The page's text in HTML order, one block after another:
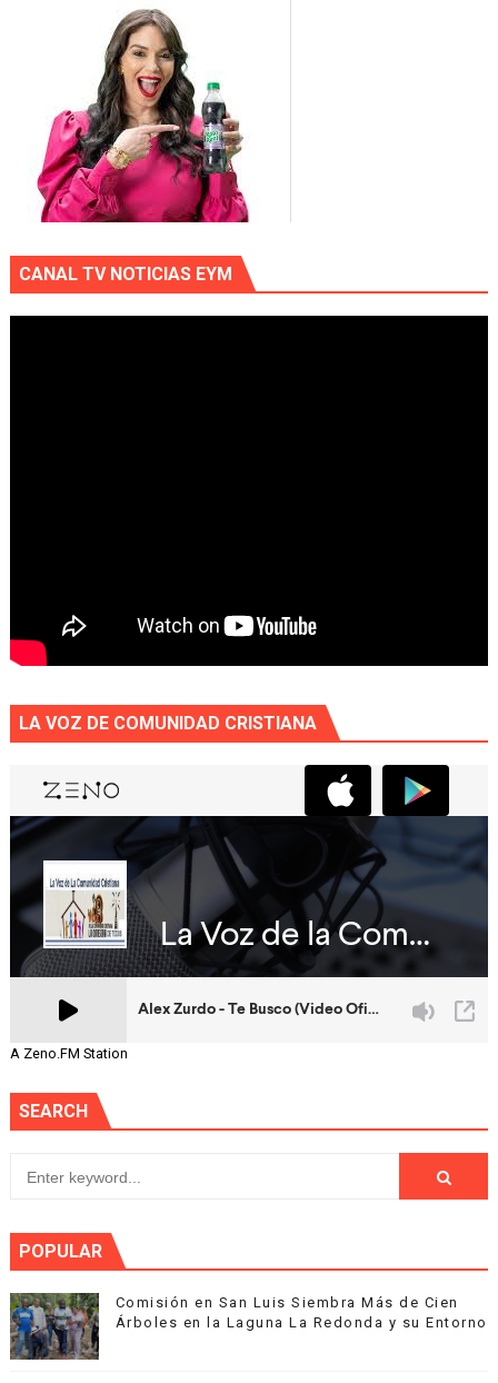
CANAL TV NOTICIAS EYM
LA VOZ DE COMUNIDAD CRISTIANA
A Zeno.FM Station
SEARCH
POPULAR
Comisión en San Luis Siembra Más de Cien
Árboles en la Laguna La Redonda y su Entorno